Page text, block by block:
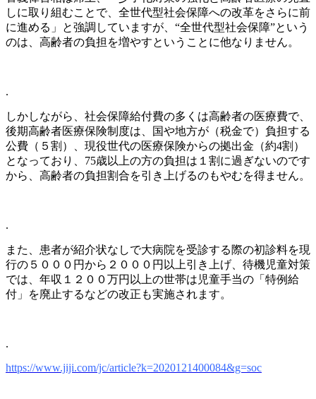
しに取り組むことで、全世代型社会保障への改革をさらに前
に進める」と強調していますが、“全世代型社会保障”という
のは、高齢者の負担を増やすということに他なりません。
.
しかしながら、社会保障給付費の多くは高齢者の医療費で、
後期高齢者医療保険制度は、国や地方が（税金で）負担する
公費（５割）、現役世代の医療保険からの拠出金（約4割）
となっており、75歳以上の方の負担は１割に過ぎないのです
から、高齢者の負担割合を引き上げるのもやむを得ません。
.
また、患者が紹介状なしで大病院を受診する際の初診料を現
行の５０００円から２０００円以上引き上げ、待機児童対策
では、年収１２００万円以上の世帯は児童手当の「特例給
付」を廃止するなどの改正も実施されます。
.
https://www.jiji.com/jc/article?k=2020121400084&g=soc